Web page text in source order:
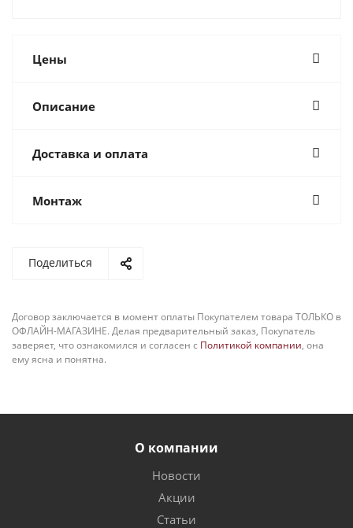
Цены
Описание
Доставка и оплата
Монтаж
Поделиться
Договор заключается в момент оплаты Покупателем товара ТОЛЬКО в
ОФЛАЙН-МАГАЗИНЕ. Делая предварительный заказ, Покупатель
заверяет, что ознакомился и согласен с Политикой компании, она
ему ясна и понятна.
О компании
Новости
Акции
Статьи